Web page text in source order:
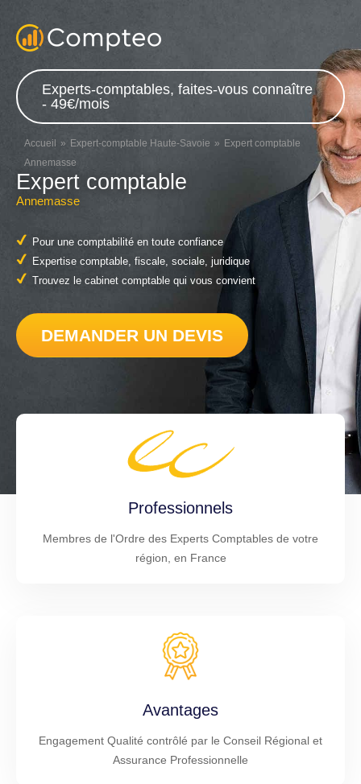
Experts-comptables, faites-vous connaître
- 49€/mois
Accueil Expert-comptable Haute-Savoie
Expert comptable
Annemasse
Expert comptable
Annemasse
Pour une comptabilité en toute confiance
Expertise comptable, fiscale, sociale, juridique
Trouvez le cabinet comptable qui vous convient
DEMANDER UN DEVIS
Professionnels
Membres de l'Ordre des Experts Comptables de votre
région, en France
Avantages
Engagement Qualité contrôlé par le Conseil Régional et
Assurance Professionnelle